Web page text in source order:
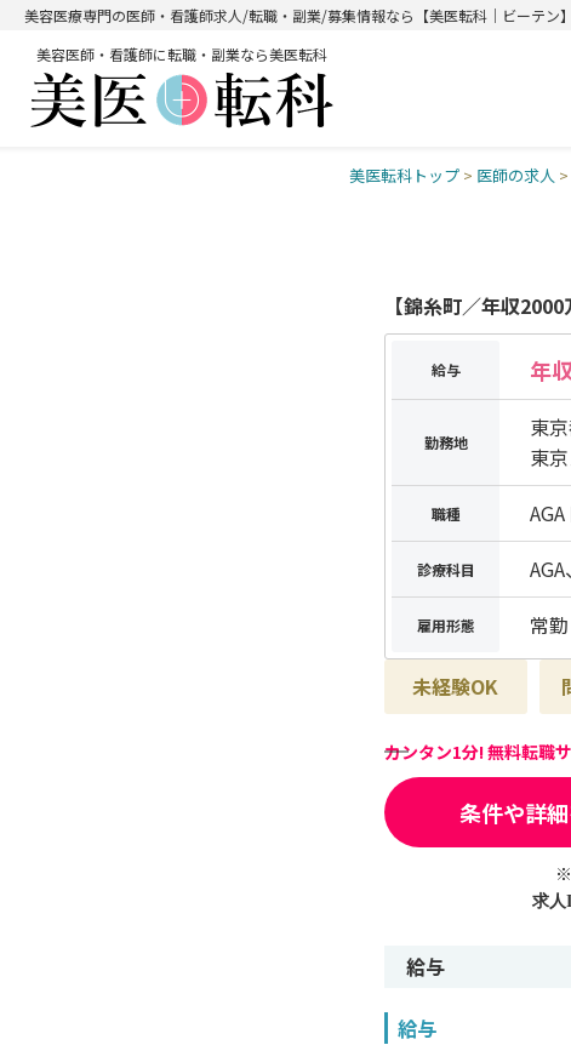
美容医療専門の医師・看護師求人/転職・副業/募集情報なら【美医転科｜ビーテン】
美容医師・看護師に転職・副業なら美医転科
美医転科トップ > 医師の求人 >
【錦糸町／年収
給与 年
勤務地
東
東
職種
診療科目
雇用形態 常勤
未経験OK
カンタン1分! 無料転職
条件や詳
求人
給与
給与